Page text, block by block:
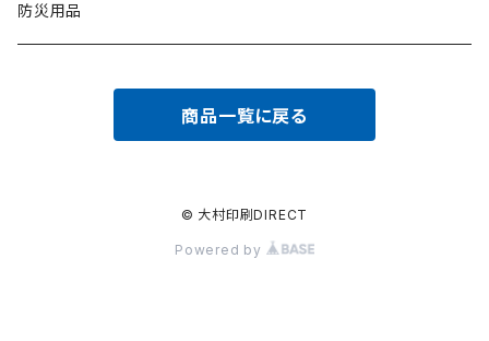
防災用品
商品一覧に戻る
© 大村印刷DIRECT
Powered by